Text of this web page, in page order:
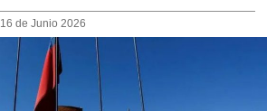
16 de Junio 2026